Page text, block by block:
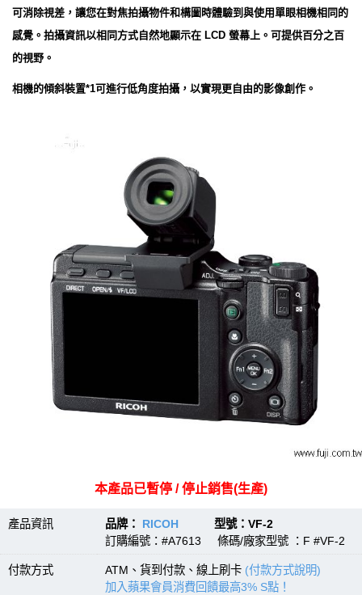
可消除視差，讓您在對焦拍攝物件和構圖時體驗到與使用單眼相機相同的
感覺。拍攝資訊以相同方式自然地顯示在 LCD 螢幕上。可提供百分之百
的視野。
相機的傾斜裝置*1可進行低角度拍攝，以實現更自由的影像創作。
本產品已暫停 / 停止銷售(生產)
產品資訊 品牌： RICOH 型號：VF-2
訂購編號：#A7613 條碼/廠家型號 ：F #VF-2
付款方式 ATM、貨到付款、線上刷卡 (付款方式說明)
加入蘋果會員消費回饋最高3% S點！